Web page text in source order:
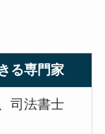
る専門家
司法書士